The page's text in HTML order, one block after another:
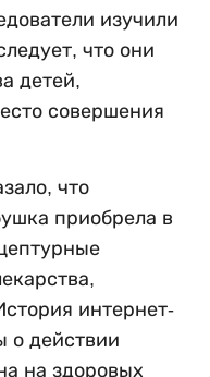
изучили
что они
детей,
совершения
что
приобрела в
интернет-
о действии
на здоровых